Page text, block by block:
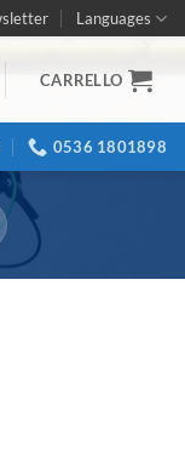
Languages
CARRELLO
0536 1801898